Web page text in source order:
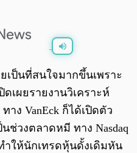
0:00/
เป็นที่สนใจมากขึ้นเพราะ
ดเผยรายงานวิเคราะห์
ง VanEck ก็ได้เปิดตัว
นช่วงตลาดหมี ทาง Nasdaq
ำให้นักเทรดหุ้นดั้งเดิมหัน